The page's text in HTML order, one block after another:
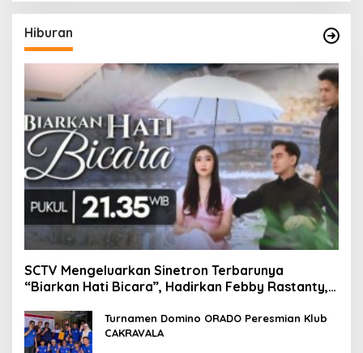
Hiburan
SCTV Mengeluarkan Sinetron Terbarunya
“Biarkan Hati Bicara”, Hadirkan Febby Rastanty,
Turnamen Domino ORADO Peresmian Klub
CAKRAVALA